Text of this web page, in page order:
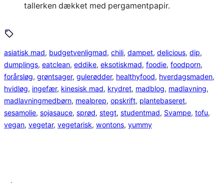
tallerken dækket med pergamentpapir.
asiatisk mad, budgetvenligmad, chili, dampet, delicious, dip
dumplings, eatclean, eddike, eksotiskmad, foodie, foodporn
forårsløg, grøntsager, gulerødder, healthyfood, hverdagsmaden
hvidløg, ingefær, kinesisk mad, krydret, madblog, madlavning
madlavningmedbørn, mealprep, opskrift, plantebaseret
sesamolie, sojasauce, sprød, stegt, studentmad, Svampe, tofu
vegan, vegetar, vegetarisk, wontons, yummy